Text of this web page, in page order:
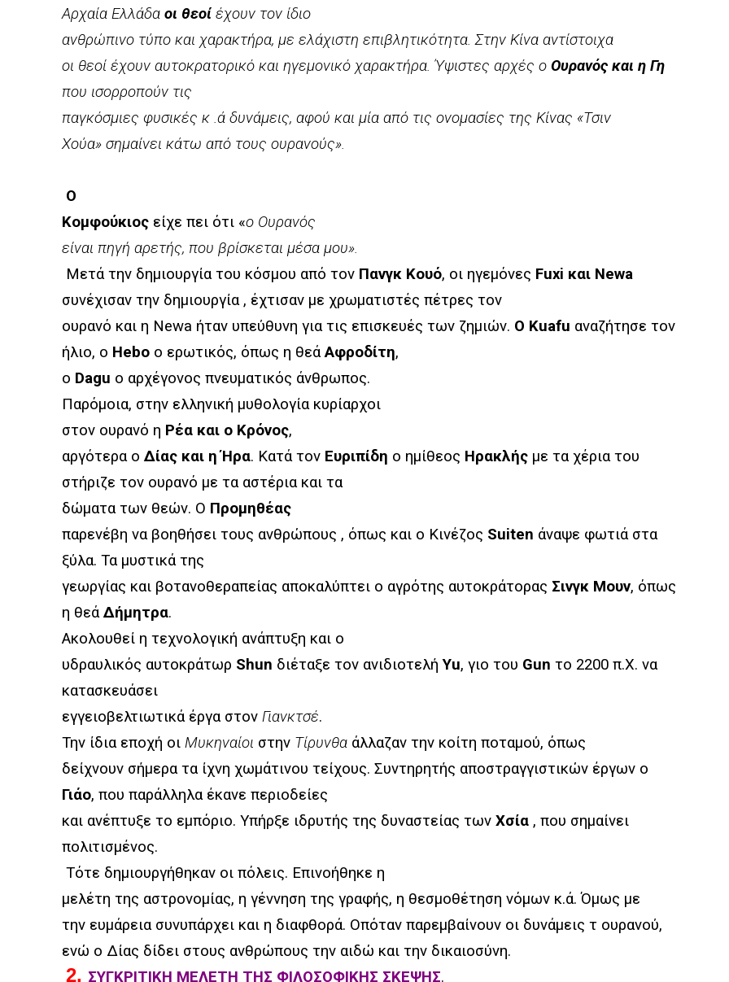
Αρχαία Ελλάδα οι θεοί έχουν τον ίδιο
ανθρώπινο τύπο και χαρακτήρα, με ελάχιστη επιβλητικότητα. Στην Κίνα αντίστοιχα
οι θεοί έχουν αυτοκρατορικό και ηγεμονικό χαρακτήρα. Ύψιστες αρχές ο Ουρανός και η Γη
που ισορροπούν τις
παγκόσμιες φυσικές κ .ά δυνάμεις, αφού και μία από τις ονομασίες της Κίνας «Τσιν
Χούα» σημαίνει κάτω από τους ουρανούς».
Ο
Κομφούκιος είχε πει ότι «ο Ουρανός
είναι πηγή αρετής, που βρίσκεται μέσα μου».
Μετά την δημιουργία του κόσμου από τον Πανγκ Κουό, οι ηγεμόνες Fuxi και Newa
συνέχισαν την δημιουργία , έχτισαν με χρωματιστές πέτρες τον
ουρανό και η Newa ήταν υπεύθυνη για τις επισκευές των ζημιών. Ο Kuafu αναζήτησε τον
ήλιο, ο Hebo ο ερωτικός, όπως η θεάΑφροδίτη,
ο Dagu ο αρχέγονος πνευματικός άνθρωπος.
Παρόμοια, στην ελληνική μυθολογία κυρίαρχοι
στον ουρανό η Ρέα και ο Κρόνος,
αργότερα ο Δίας και η Ήρα. Κατά τον Ευριπίδη ο ημίθεος Ηρακλής με τα χέρια του
στήριζε τον ουρανό με τα αστέρια και τα
δώματα των θεών. Ο Προμηθέας
παρενέβη να βοηθήσει τους ανθρώπους , όπως και ο Κινέζος Suiten άναψε φωτιά στα
ξύλα. Τα μυστικά της
γεωργίας και βοτανοθεραπείας αποκαλύπτει ο αγρότης αυτοκράτορας Σινγκ Μουν, όπως
η θεάΔήμητρα.
Ακολουθεί η τεχνολογική ανάπτυξη και ο
υδραυλικός αυτοκράτωρ Shun διέταξε τον ανιδιοτελήYu, γιο του Gun το 2200 π.Χ. να
κατασκευάσει
εγγειοβελτιωτικά έργα στον Γιανκτσέ.
Την ίδια εποχή οι Μυκηναίοι στην Τίρυνθα άλλαζαν την κοίτη ποταμού, όπως
δείχνουν σήμερα τα ίχνη χωμάτινου τείχους. Συντηρητής αποστραγγιστικών έργων ο
Γιάο, που παράλληλα έκανε περιοδείες
και ανέπτυξε το εμπόριο. Υπήρξε ιδρυτής της δυναστείας των Χσία , που σημαίνει
πολιτισμένος.
Τότε δημιουργήθηκαν οι πόλεις. Επινοήθηκε η
μελέτη της αστρονομίας, η γέννηση της γραφής, η θεσμοθέτηση νόμων κ.ά. Όμως με
την ευμάρεια συνυπάρχει και η διαφθορά. Οπόταν παρεμβαίνουν οι δυνάμεις τ ουρανού,
ενώ ο Δίας δίδει στους ανθρώπους την αιδώ και την δικαιοσύνη.
2. ΣΥΓΚΡΙΤΙΚΗ ΜΕΛΕΤΗ ΤΗΣ ΦΙΛΟΣΟΦΙΚΗΣ ΣΚΕΨΗΣ.